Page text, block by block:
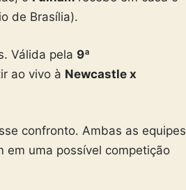
de Brasília).
Válida pela 9ª
ao vivo à Newcastle x
confronto. Ambas as equipes
em uma possível competição